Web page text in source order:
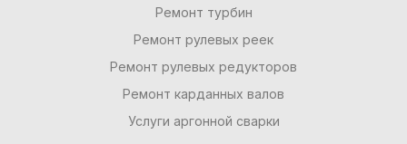
Ремонт турбин
Ремонт рулевых реек
Ремонт рулевых редукторов
Ремонт карданных валов
Услуги аргонной сварки